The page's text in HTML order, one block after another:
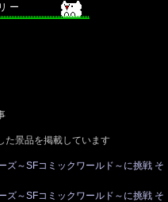
ー
た景品を掲載しています
ズ～SFコミックワールド～に挑戦 そ
ズ～SFコミックワールド～に挑戦 そ